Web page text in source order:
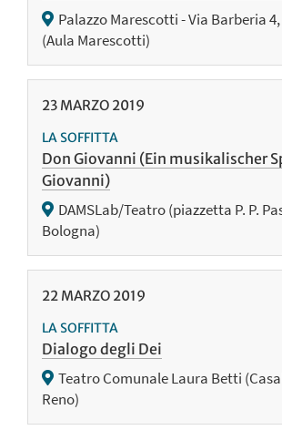
Palazzo Marescotti - Via Barberia
(Aula Marescotti)
23 MARZO 2019
LA SOFFITTA
Don Giovanni (Ein musikalischer
Giovanni)
DAMSLab/Teatro (piazzetta P. P.
Bologna)
22 MARZO 2019
LA SOFFITTA
Dialogo degli Dei
Teatro Comunale Laura Betti
Reno)